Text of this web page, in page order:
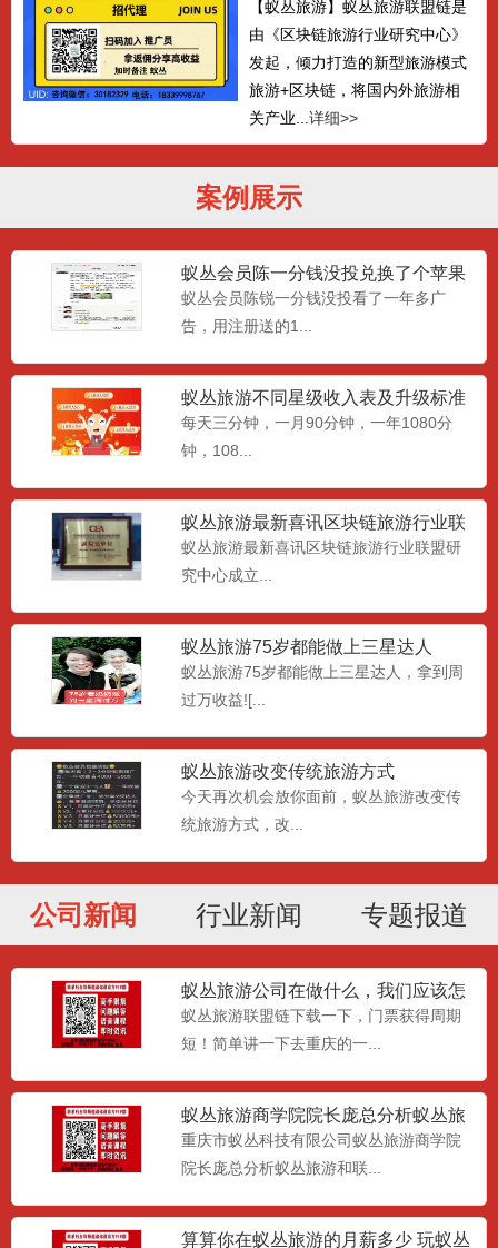
【蚁丛旅游】蚁丛旅游联盟链是
由《区块链旅游行业研究中心》
发起，倾力打造的新型旅游模式
旅游+区块链，将国内外旅游相
关产业... 详细>>
案例展示
蚁丛会员陈一分钱没投兑换了个苹果
笔记本电脑
蚁丛会员陈锐一分钱没投看了一年多广
告，用注册送的1...
蚁丛旅游不同星级收入表及升级标准
条件
每天三分钟，一月90分钟，一年1080分
钟，108...
蚁丛旅游最新喜讯区块链旅游行业联
盟研究中心成立
蚁丛旅游最新喜讯区块链旅游行业联盟研
究中心成立...
蚁丛旅游75岁都能做上三星达人
蚁丛旅游75岁都能做上三星达人，拿到周
过万收益![...
蚁丛旅游改变传统旅游方式
今天再次机会放你面前，蚁丛旅游改变传
统旅游方式，改...
公司新闻 行业新闻 专题报道
蚁丛旅游公司在做什么，我们应该怎
么做
蚁丛旅游联盟链下载一下，门票获得周期
短！简单讲一下去重庆的一...
蚁丛旅游商学院院长庞总分析蚁丛旅
游和联盟链
重庆市蚁丛科技有限公司蚁丛旅游商学院
院长庞总分析蚁丛旅游和联...
算算你在蚁丛旅游的月薪多少 玩蚁丛